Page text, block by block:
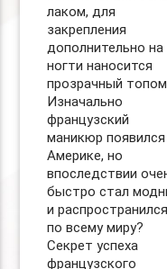
лаком, для
закрепления
дополнительно на
ногти наносится
прозрачный
Изначально
французский
маникюр появился
Америке, но
впоследствии
быстро стал
и распространился
по всему миру?
Секрет успеха
французского